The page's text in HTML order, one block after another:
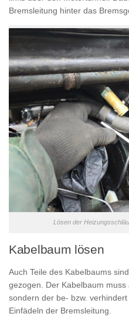
Bremsleitung hinter das
Lösen der
Kabelbaum lösen
Auch Teile des Kabelbaums
gezogen. Der Kabelbaum
sondern der be- bzw.
Einfädeln der Bremsleitung.